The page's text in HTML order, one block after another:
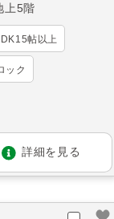
上5階
帖以上
ック
詳細を見る